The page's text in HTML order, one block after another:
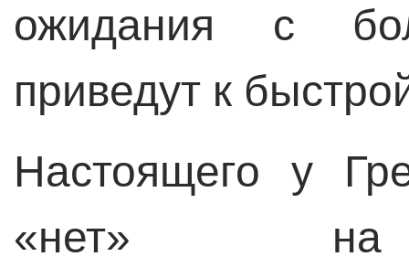
ожидания с
приведут к
Настоящего у
«нет» на